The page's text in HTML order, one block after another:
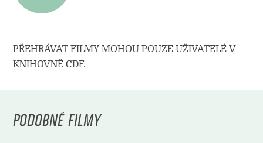
PŘEHRÁVAT FILMY MOHOU POUZE UŽIVATELÉ V
KNIHOVNĚ CDF.
PODOBNÉ FILMY